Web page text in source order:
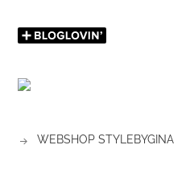
WEBSHOP STYLEBYGINA